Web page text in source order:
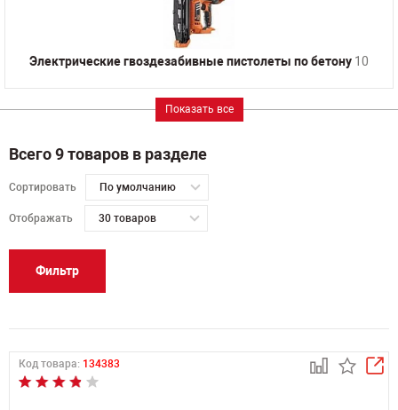
Электрические гвоздезабивные пистолеты по бетону 10
Показать все
Всего 9 товаров в разделе
Сортировать По умолчанию
Отображать 30 товаров
Фильтр
Код товара: 134383